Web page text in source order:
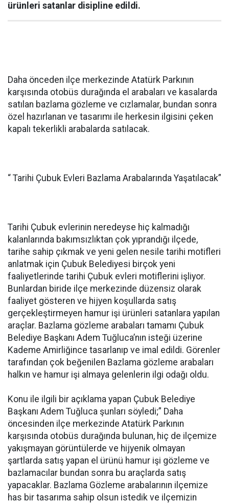
ürünleri satanlar disipline edildi.
Daha önceden ilçe merkezinde Atatürk Parkının
karşısında otobüs durağında el arabaları ve kasalarda
satılan bazlama gözleme ve cızlamalar, bundan sonra
özel hazırlanan ve tasarımı ile herkesin ilgisini çeken
kapalı tekerlikli arabalarda satılacak.
“ Tarihi Çubuk Evleri Bazlama Arabalarında Yaşatılacak”
Tarihi Çubuk evlerinin neredeyse hiç kalmadığı
kalanlarında bakımsızlıktan çok yıprandığı ilçede,
tarihe sahip çıkmak ve yeni gelen nesile tarihi motifleri
anlatmak için Çubuk Belediyesi birçok yeni
faaliyetlerinde tarihi Çubuk evleri motiflerini işliyor.
Bunlardan biride ilçe merkezinde düzensiz olarak
faaliyet gösteren ve hijyen koşullarda satış
gerçekleştirmeyen hamur işi ürünleri satanlara yapılan
araçlar. Bazlama gözleme arabaları tamamı Çubuk
Belediye Başkanı Adem Tuğluca’nın isteği üzerine
Kademe Amirliğince tasarlanıp ve imal edildi. Görenler
tarafından çok beğenilen Bazlama gözleme arabaları
halkın ve hamur işi almaya gelenlerin ilgi odağı oldu.
Konu ile ilgili bir açıklama yapan Çubuk Belediye
Başkanı Adem Tuğluca şunları söyledi;” Daha
öncesinden ilçe merkezinde Atatürk Parkının
karşısında otobüs durağında bulunan, hiç de ilçemize
yakışmayan görüntülerde ve hijyenik olmayan
şartlarda satış yapan el ürünü hamur işi gözleme ve
bazlamacılar bundan sonra bu araçlarda satış
yapacaklar. Bazlama Gözleme arabalarının ilçemize
has bir tasarıma sahip olsun istedik ve ilçemizin